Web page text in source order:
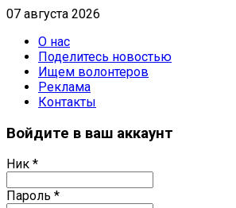
07 августа 2026
О нас
Поделитесь новостью
Ищем волонтеров
Реклама
Контакты
Войдите в ваш аккаунт
Ник *
Пароль *